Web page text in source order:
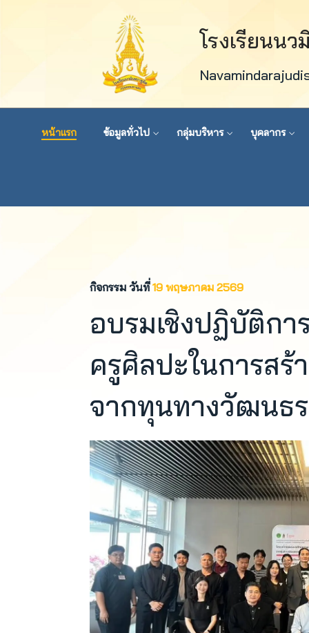
โรงเรียนน
หน้าแรก ข้อมูลทั่วไป กลุ่มบริหาร บุคลากร
กิจกรรม วันที่19 พฤษภาคม 2569
อบรมเชิงปฏิบัติก
ครูศิลปะในการสร้
จากทุนทางวัฒนธ